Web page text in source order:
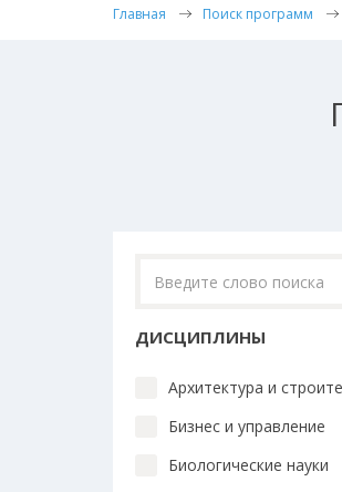
Главная Поиск программ
ДИСЦИПЛИНЫ
Архитектура и
Бизнес и управление
Биологические науки